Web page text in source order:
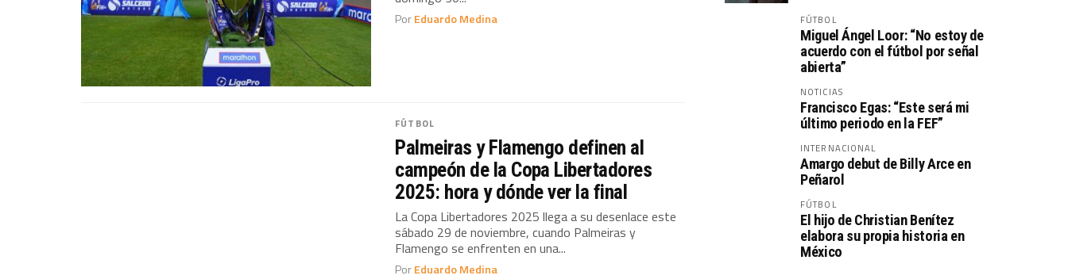
PorEduardo Medina
FÚTBOL
Palmeiras y Flamengo definen al
campeón de la Copa Libertadores
2025: hora y dónde ver la final
La Copa Libertadores 2025 llega a su desenlace este
sábado 29 de noviembre, cuando Palmeiras y
Flamengo se enfrenten en una...
PorEduardo Medina
FÚTBOL
Miguel Ángel Loor: “No estoy de
acuerdo con el fútbol por señal
abierta”
NOTICIAS
Francisco Egas: “Este será mi
último periodo en la FEF”
INTERNACIONAL
Amargo debut de Billy Arce en
Peñarol
FÚTBOL
El hijo de Christian Benítez
elabora su propia historia en
México